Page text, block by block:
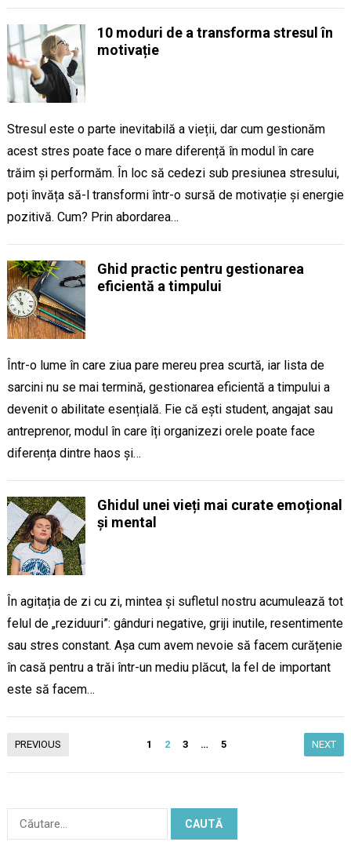
10 moduri de a transforma stresul în
motivație
Stresul este o parte inevitabilă a vieții, dar cum gestionăm
acest stres poate face o mare diferență în modul în care
trăim și performăm. În loc să cedezi sub presiunea stresului,
poți învăța să-l transformi într-o sursă de motivație și energie
pozitivă. Cum? Prin abordarea…
Ghid practic pentru gestionarea
eficientă a timpului
Într-o lume în care ziua pare mereu prea scurtă, iar lista de
sarcini nu se mai termină, gestionarea eficientă a timpului a
devenit o abilitate esențială. Fie că ești student, angajat sau
antreprenor, modul în care îți organizezi orele poate face
diferența dintre haos și…
Ghidul unei vieți mai curate emoțional
și mental
În agitația de zi cu zi, mintea și sufletul nostru acumulează tot
felul de „reziduuri”: gânduri negative, griji inutile, resentimente
sau stres constant. Așa cum avem nevoie să facem curățenie
în casă pentru a trăi într-un mediu plăcut, la fel de important
este să facem…
Paginație
PREVIOUS 1 2 3 … 5 NEXT
Caută
după: